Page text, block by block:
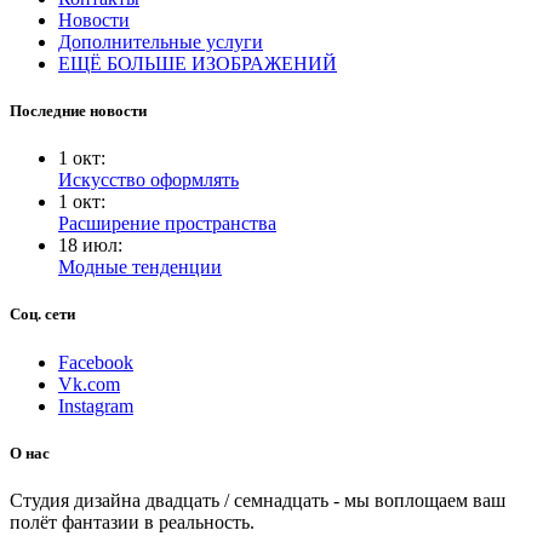
Новости
Дополнительные услуги
ЕЩЁ БОЛЬШЕ ИЗОБРАЖЕНИЙ
Последние новости
1 окт:
Искусство оформлять
1 окт:
Расширение пространства
18 июл:
Модные тенденции
Соц. сети
Facebook
Vk.com
Instagram
О нас
Студия дизайна двадцать / семнадцать - мы воплощаем ваш
полёт фантазии в реальность.